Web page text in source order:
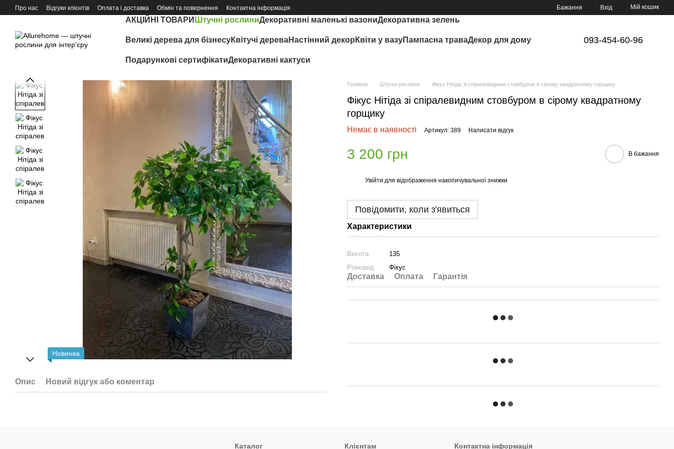
Перейти до основного контенту
Про нас Відгуки клієнтів Оплата і доставка Обмін та повернення Контактна інформація Бажання Вхід Мій кошик
АКЦІЙНІ ТОВАРИ Штучні рослиниДекоративні маленькі вазониДекоративна зелень
Великі дерева для бізнесуКвітучі дереваНастінний декор Квіти у вазуПампасна траваДекор для дому
Подарункові сертифікатиДекоративні кактуси
093-454-60-96
Новинка
Опис Новий відгук або коментар
Головна Штучні рослини Фікус Нітіда зі спіралевидним стовбуром в сірому квадратному горщику
Фікус Нітіда зі спіралевидним стовбуром в сірому квадратному
горщику
Немає в наявності Артикул: 389 Написати відгук
3 200 грн В бажання
Увійти для відображення накопичувальної знижки
Повідомити, коли з'явиться
Характеристики
Висота
135
Різновид
Фікус
Доставка Оплата Гарантія
Каталог Клієнтам Контактна інформація